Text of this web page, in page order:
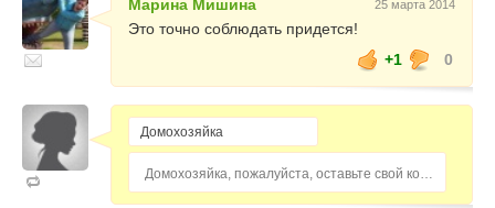
Марина Мишина 25 марта 2014
Это точно соблюдать придется!
+1
0
Домохозяйка, пожалуйста, оставьте свой комментарий...